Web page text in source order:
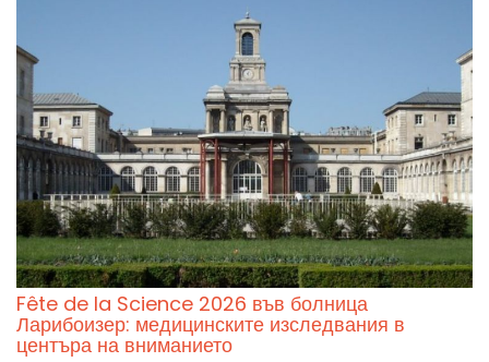
Fête de la Science 2026 във болница
Ларибоизер: медицинските изследвания в
центъра на вниманието